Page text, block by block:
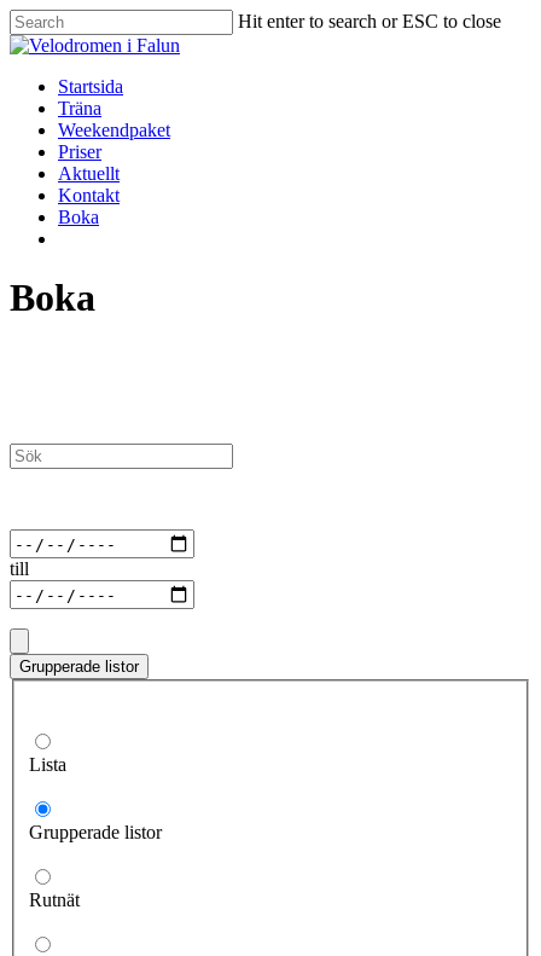
Hit enter to search or ESC to close
Startsida
Träna
Weekendpaket
Priser
Aktuellt
Kontakt
Boka
Boka
till
Grupperade listor
Lista
Grupperade listor
Rutnät